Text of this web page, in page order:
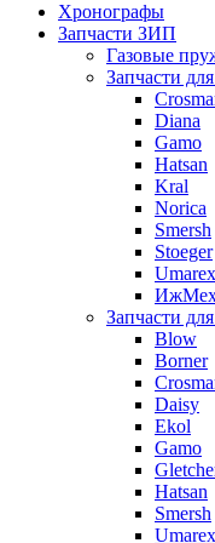
Хронографы
Запчасти ЗИП
Газовые
Запчасти
Diana
Gamo
Hatsan
Kral
Norica
Smersh
Stoeger
Umarex
Запчасти
Blow
Borner
Daisy
Ekol
Gamo
Hatsan
Smersh
Umarex